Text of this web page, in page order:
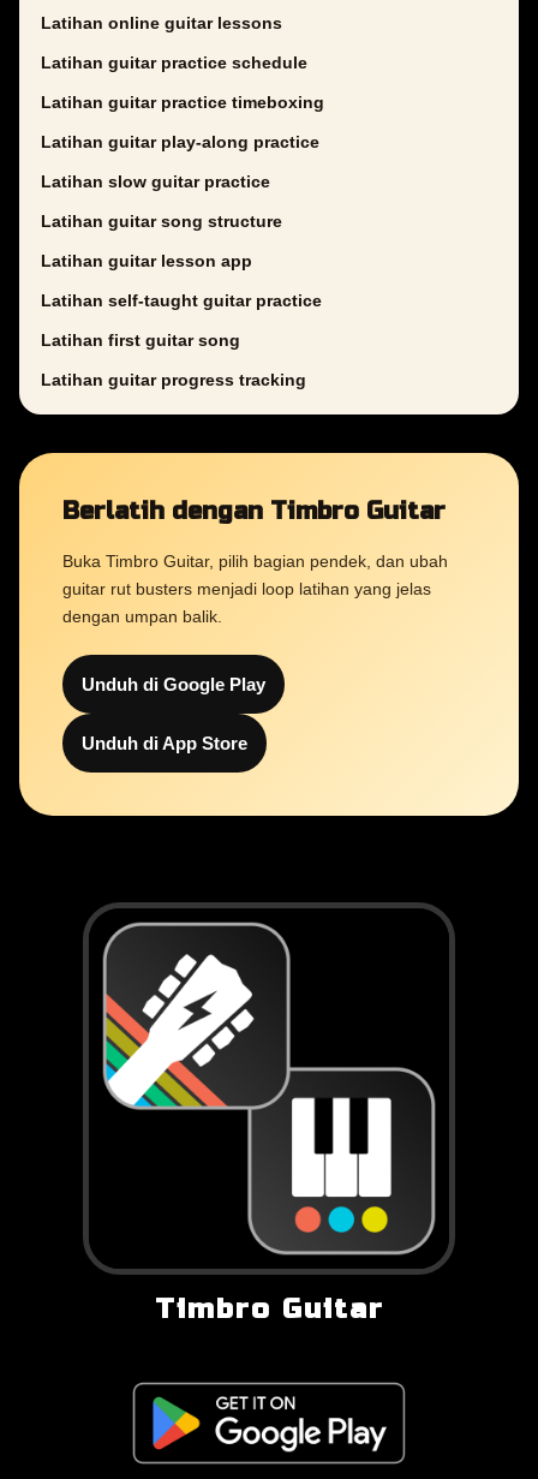
Latihan online guitar lessons
Latihan guitar practice schedule
Latihan guitar practice timeboxing
Latihan guitar play-along practice
Latihan slow guitar practice
Latihan guitar song structure
Latihan guitar lesson app
Latihan self-taught guitar practice
Latihan first guitar song
Latihan guitar progress tracking
Berlatih dengan Timbro Guitar
Buka Timbro Guitar, pilih bagian pendek, dan ubah
guitar rut busters menjadi loop latihan yang jelas
dengan umpan balik.
Unduh di Google Play
Unduh di App Store
Timbro Guitar